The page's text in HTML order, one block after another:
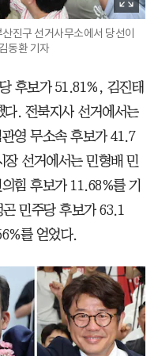
진구 선거사무소에서 당선이
동환 기자
후보가 51.81%, 김진태
. 전북지사 선거에서는
영 무소속 후보가 41.7
선거에서는 민형배 민
힘 후보가 11.68%를 기
민주당 후보가 63.1
를 얻었다.